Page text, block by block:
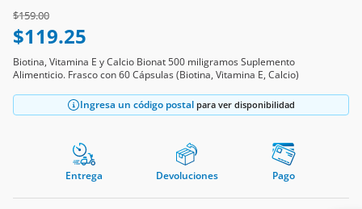
Price reduced from
$159.00to
$119.25
Biotina, Vitamina E y Calcio Bionat 500 miligramos Suplemento
Alimenticio. Frasco con 60 Cápsulas (Biotina, Vitamina E, Calcio)
Ingresa un código postal para ver disponibilidad
Entrega Devoluciones Pago